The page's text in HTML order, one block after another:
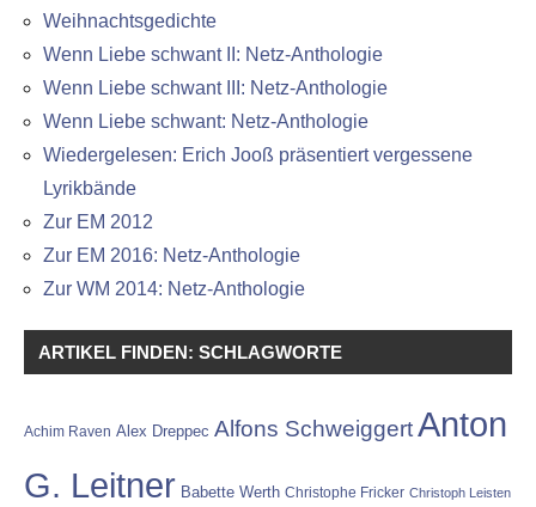
Weihnachtsgedichte
Wenn Liebe schwant II: Netz-Anthologie
Wenn Liebe schwant III: Netz-Anthologie
Wenn Liebe schwant: Netz-Anthologie
Wiedergelesen: Erich Jooß präsentiert vergessene
Lyrikbände
Zur EM 2012
Zur EM 2016: Netz-Anthologie
Zur WM 2014: Netz-Anthologie
ARTIKEL FINDEN: SCHLAGWORTE
Achim Raven Alex Dreppec Alfons SchweiggertAnton
G. Leitner Babette Werth Christophe Fricker Christoph Leisten